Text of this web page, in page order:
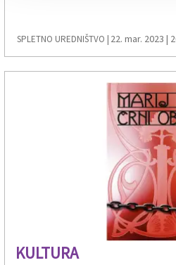
SPLETNO UREDNIŠTVO | 22. mar. 2023 |
KULTURA